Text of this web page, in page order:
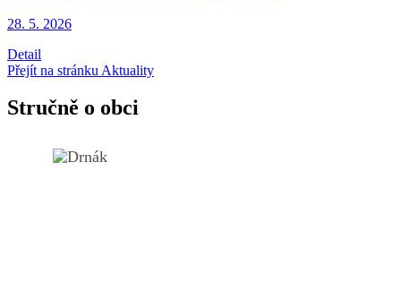
28. 5. 2026
Detail
Přejít na stránku Aktuality
Stručně o obci